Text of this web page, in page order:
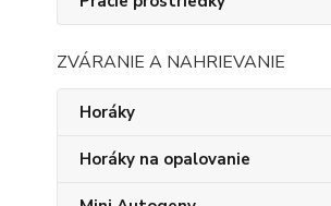
ZVÁRANIE A NAHRIEVANIE
Horáky
Horáky na opalovanie